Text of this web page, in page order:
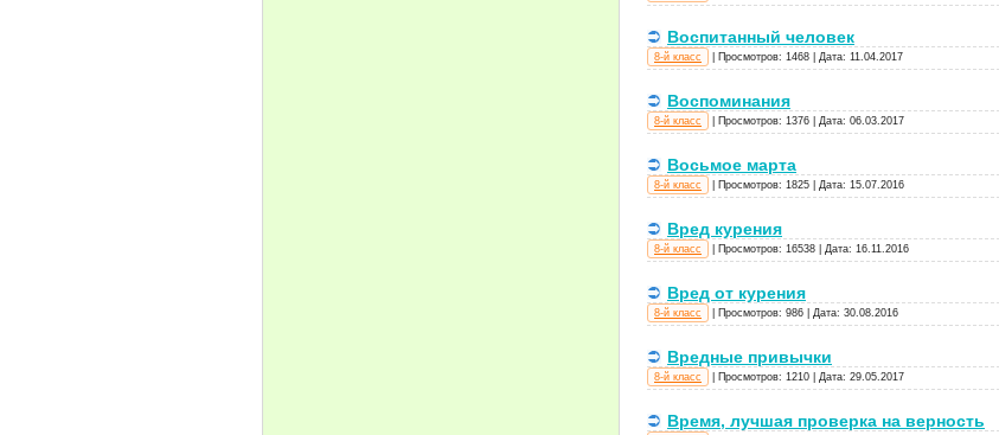
Воспитанный человек
8-й класс Просмотров: 1468 Дата: 11.04.2017
Воспоминания
8-й класс Просмотров: 1376 Дата: 06.03.2017
Восьмое марта
8-й класс Просмотров: 1825 Дата: 15.07.2016
Вред курения
8-й класс Просмотров: 16538 Дата: 16.11.2016
Вред от курения
8-й класс Просмотров: 986 Дата: 30.08.2016
Вредные привычки
8-й класс Просмотров: 1210 Дата: 29.05.2017
Время, лучшая проверка на верность